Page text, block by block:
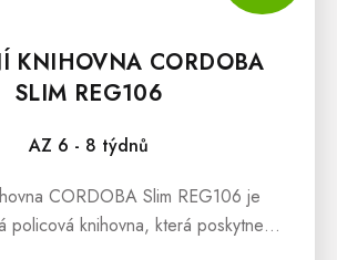
KNIHOVNA CORDOBA
SLIM REG106
AZ 6 - 8 týdnů
CORDOBA Slim REG106 je
policová knihovna, která poskytne